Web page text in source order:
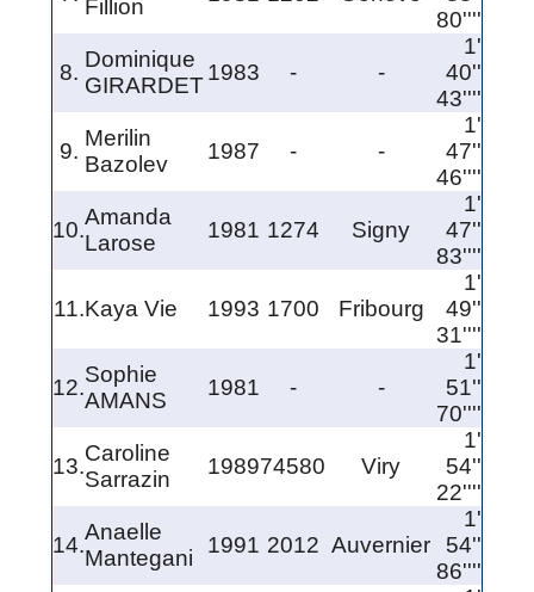
Fillion
80''''
8.
Dominique
GIRARDET
1983 - -
1'
40''
43''''
9.
Merilin
Bazolev
1987 - -
1'
47''
46''''
10.
Amanda
Larose
1981 1274 Signy
1'
47''
83''''
11.Kaya Vie 1993 1700 Fribourg
1'
49''
31''''
12.
Sophie
AMANS
1981 - -
1'
51''
70''''
13.
Caroline
Sarrazin
198974580 Viry
1'
54''
22''''
14.
Anaelle
Mantegani
1991 2012 Auvernier
1'
54''
86''''